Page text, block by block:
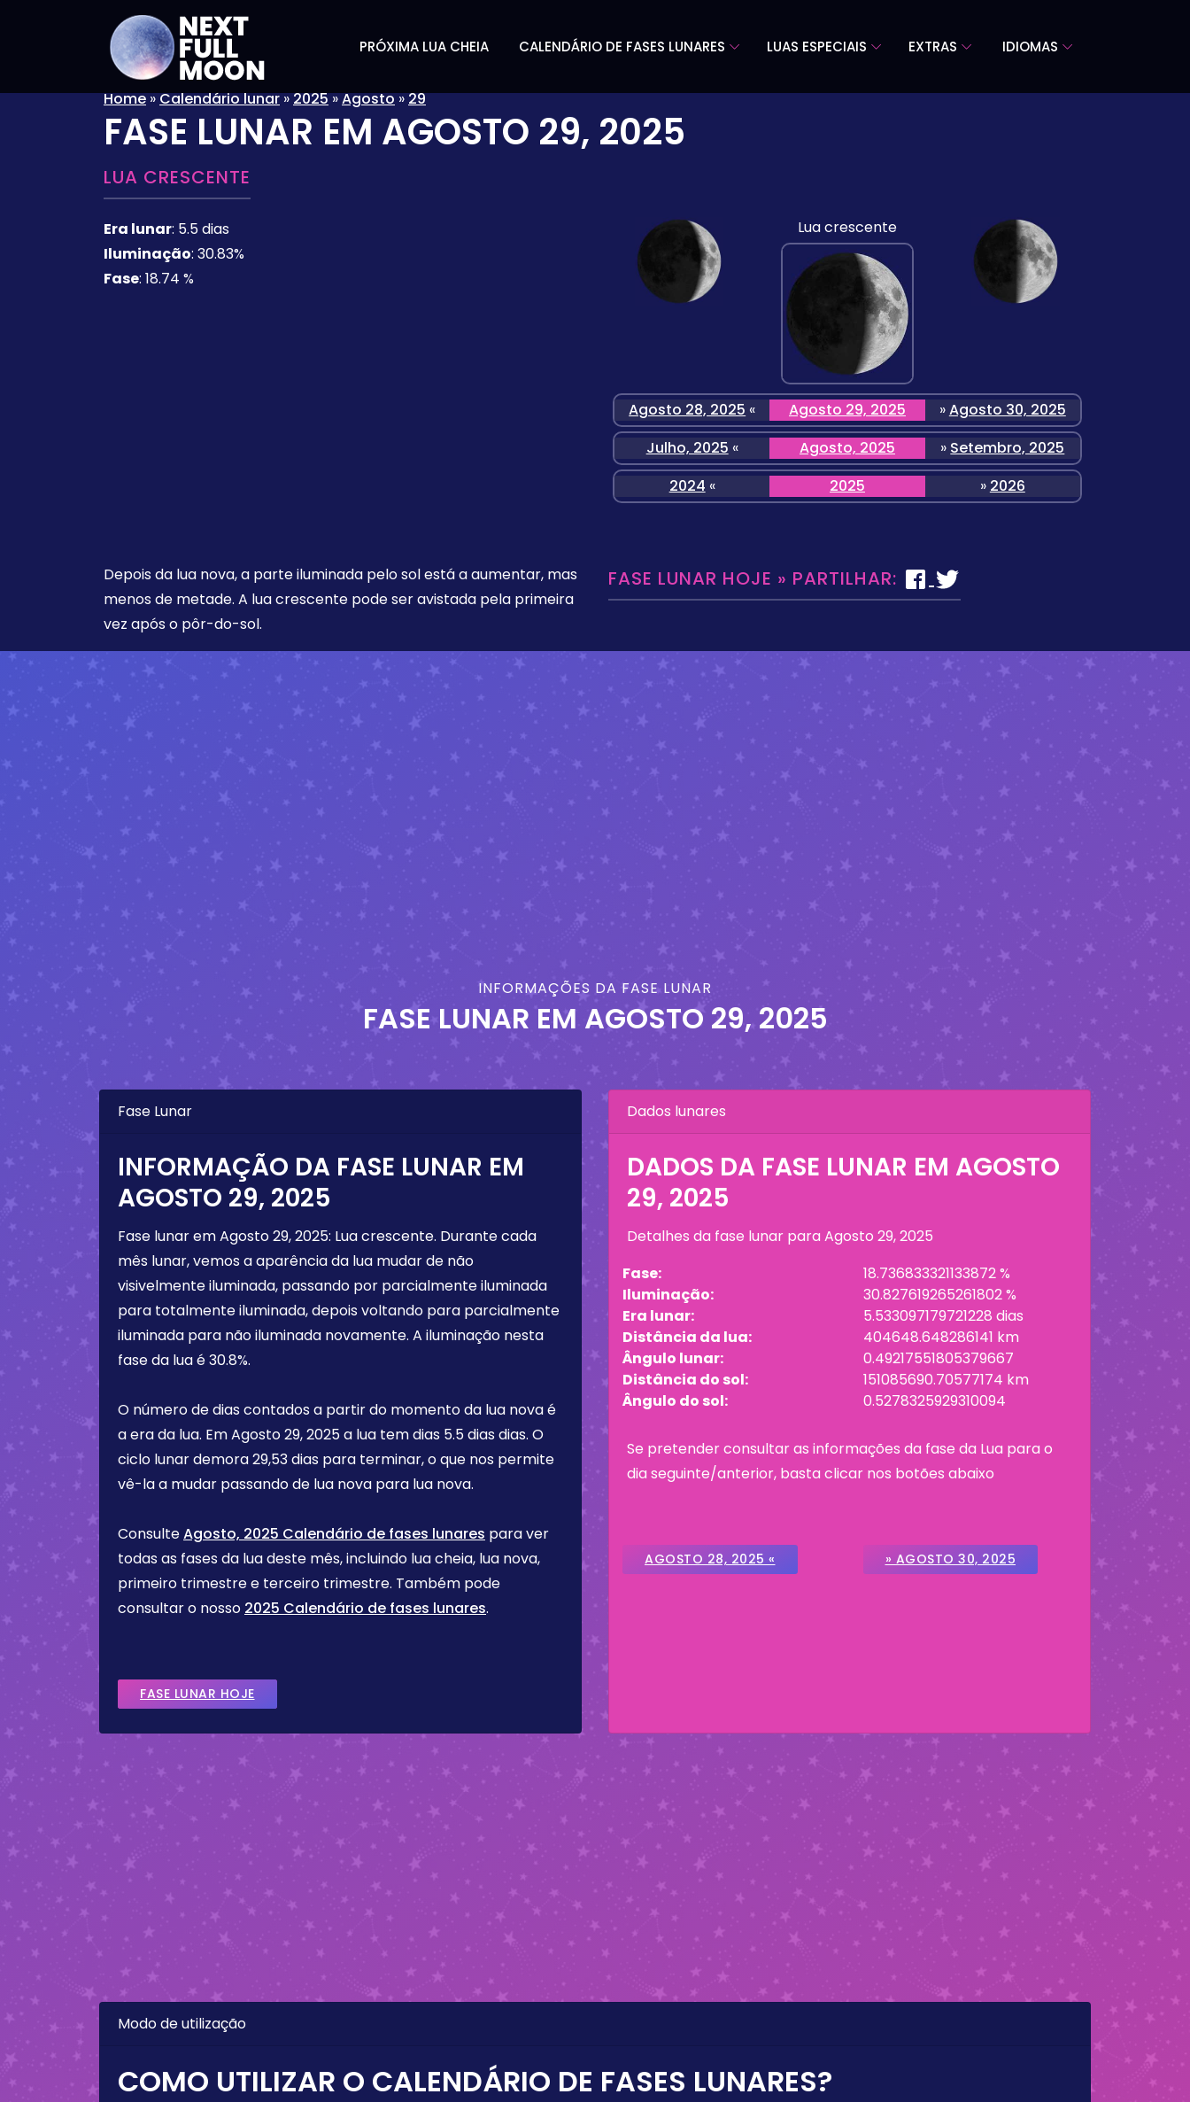
PRÓXIMA LUA CHEIA CALENDÁRIO DE FASES LUNARES LUAS ESPECIAIS EXTRAS IDIOMAS
Home»Calendário lunar»2025»Agosto»29
FASE LUNAR EM AGOSTO 29, 2025
LUA CRESCENTE
Era lunar: 5.5 dias
Iluminação: 30.83%
Fase: 18.74 %
Lua crescente
Agosto 28, 2025 « Agosto 29, 2025 »Agosto 30, 2025
Julho, 2025 « Agosto, 2025 » Setembro, 2025
2024 « 2025 » 2026
Depois da lua nova, a parte iluminada pelo sol está a aumentar, mas
menos de metade. A lua crescente pode ser avistada pela primeira
vez após o pôr-do-sol.
FASE LUNAR HOJE » PARTILHAR:
INFORMAÇÕES DA FASE LUNAR
FASE LUNAR EM AGOSTO 29, 2025
Fase Lunar
INFORMAÇÃO DA FASE LUNAR EM
AGOSTO 29, 2025
Fase lunar emAgosto 29, 2025: Lua crescente. Durante cada
mês lunar, vemos a aparência da lua mudar de não
visivelmente iluminada, passando por parcialmente iluminada
para totalmente iluminada, depois voltando para parcialmente
iluminada para não iluminada novamente. A iluminação nesta
fase da lua é30.8%.
O número de dias contados a partir do momento da lua nova é
a era da lua. EmAgosto 29, 2025a lua tem dias 5.5 dias dias. O
ciclo lunar demora 29,53 dias para terminar, o que nos permite
vê-la a mudar passando de lua nova para lua nova.
ConsulteAgosto, 2025 Calendário de fases lunares para ver
todas as fases da lua deste mês, incluindo lua cheia, lua nova,
primeiro trimestre e terceiro trimestre. Também pode
consultar o nosso 2025 Calendário de fases lunares.
FASE LUNAR HOJE
Dados lunares
DADOS DA FASE LUNAR EM AGOSTO
29, 2025
Detalhes da fase lunar paraAgosto 29, 2025
Fase:
18.736833321133872 %
Iluminação:
30.827619265261802 %
Era lunar:
5.533097179721228 dias
Distância da lua:
404648.648286141 km
Ângulo lunar:
0.49217551805379667
Distância do sol:
151085690.70577174 km
Ângulo do sol:
0.5278325929310094
Se pretender consultar as informações da fase da Lua para o
dia seguinte/anterior, basta clicar nos botões abaixo
AGOSTO 28, 2025 « » AGOSTO 30, 2025
Modo de utilização
COMO UTILIZAR O CALENDÁRIO DE FASES LUNARES?